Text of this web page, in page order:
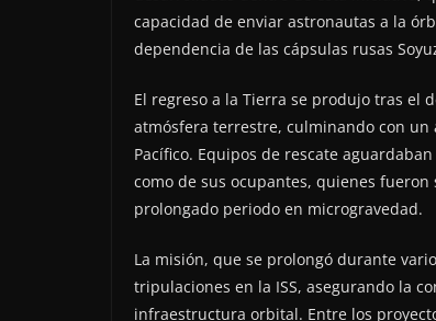
capacidad de enviar astronautas a la
dependencia de las cápsulas rusas
El regreso a la Tierra se produjo tras el
atmósfera terrestre, culminando con
Pacífico. Equipos de rescate
como de sus ocupantes, quienes
prolongado periodo en microgravedad.
La misión, que se prolongó durante
tripulaciones en la ISS, asegurando la
infraestructura orbital. Entre los